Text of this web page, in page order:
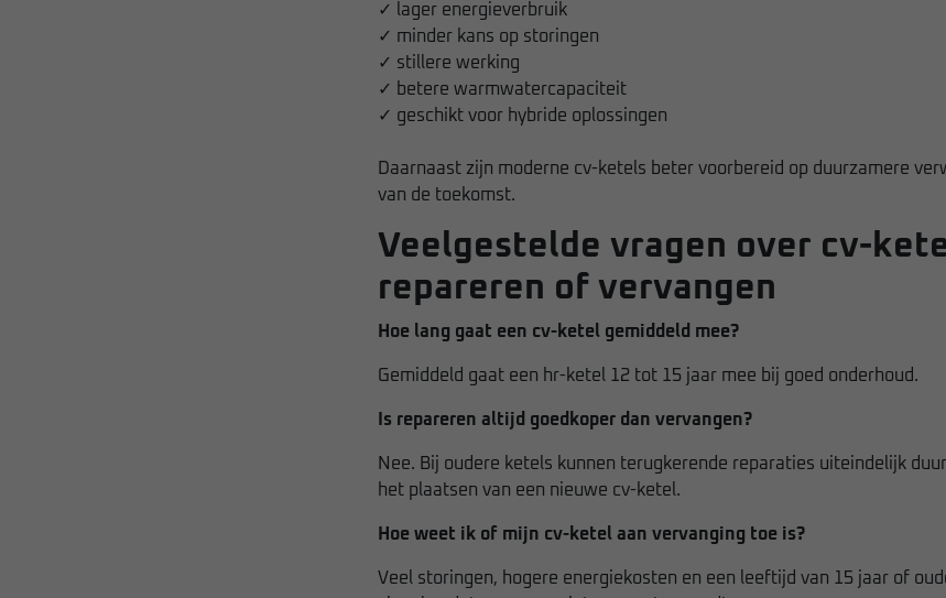
✓ lager energieverbruik
✓ minder kans op storingen
✓ stillere werking
✓ betere warmwatercapaciteit
✓ geschikt voor hybride oplossingen
Daarnaast zijn moderne cv-ketels beter voorbereid op duurzamere
van de toekomst.
Veelgestelde vragen over cv-
repareren of vervangen
Hoe lang gaat een cv-ketel gemiddeld mee?
Gemiddeld gaat een hr-ketel 12 tot 15 jaar mee bij goed onderhoud.
Is repareren altijd goedkoper dan vervangen?
Nee. Bij oudere ketels kunnen terugkerende reparaties uiteindelijk
het plaatsen van een nieuwe cv-ketel.
Hoe weet ik of mijn cv-ketel aan vervanging toe is?
Veel storingen, hogere energiekosten en een leeftijd van 15 jaar of